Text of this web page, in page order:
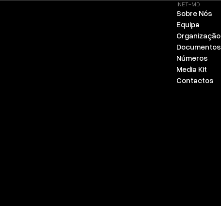
INET-MD
Sobre Nós
Equipa
Organização
Documentos
Números
Media Kit
Contactos